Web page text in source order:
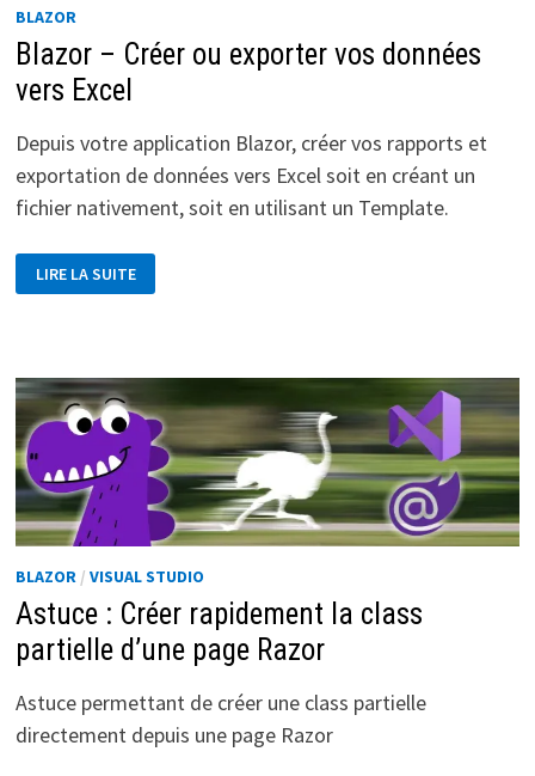
BLAZOR
Blazor – Créer ou exporter vos données
vers Excel
Depuis votre application Blazor, créer vos rapports et
exportation de données vers Excel soit en créant un
fichier nativement, soit en utilisant un Template.
–
CRÉER
VERS
EXCEL
LIRE LA SUITE
BLAZOR/ VISUAL STUDIO
Astuce : Créer rapidement la class
partielle d’une page Razor
Astuce permettant de créer une class partielle
directement depuis une page Razor